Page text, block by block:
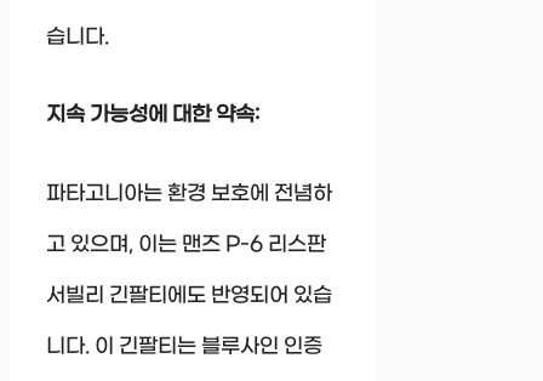
습니다.
지속 가능성에 대한 약속:
파타고니아는 환경 보호에 전념하
고 있으며, 이는 맨즈 P-6 리스판
서빌리 긴팔티에도 반영되어 있습
니다. 이 긴팔티는 블루사인 인증